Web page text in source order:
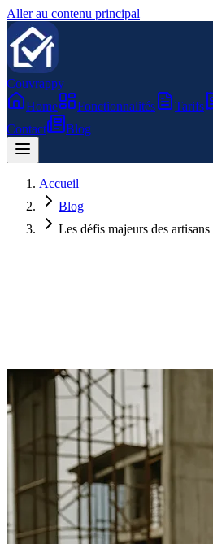
Aller au contenu principal
Couvrappy
Home
Fonctionnalités Tarifs
Contact
Blog
Accueil
Blog
Les défis majeurs des